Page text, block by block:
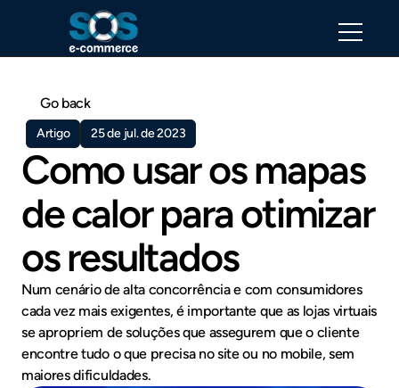
Go back
Artigo 25 de jul. de 2023
Como usar os mapas
de calor para otimizar
os resultados
Num cenário de alta concorrência e com consumidores
cada vez mais exigentes, é importante que as lojas virtuais
se apropriem de soluções que assegurem que o cliente
encontre tudo o que precisa no site ou no mobile, sem
maiores dificuldades.